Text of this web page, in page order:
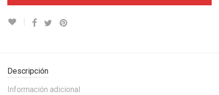
Descripción
Información adicional